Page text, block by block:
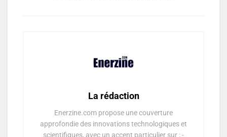
La rédaction
Enerzine.com propose une couverture
approfondie des innovations technologiques et
scientifiques, avec un accent particulier sur : -